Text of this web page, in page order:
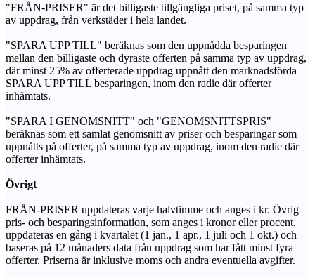
"FRÅN-PRISER" är det billigaste tillgängliga priset, på samma typ
av uppdrag, från verkstäder i hela landet.
"SPARA UPP TILL" beräknas som den uppnådda besparingen
mellan den billigaste och dyraste offerten på samma typ av uppdrag,
där minst 25% av offerterade uppdrag uppnått den marknadsförda
SPARA UPP TILL besparingen, inom den radie där offerter
inhämtats.
"SPARA I GENOMSNITT" och "GENOMSNITTSPRIS"
beräknas som ett samlat genomsnitt av priser och besparingar som
uppnåtts på offerter, på samma typ av uppdrag, inom den radie där
offerter inhämtats.
Övrigt
FRÅN-PRISER uppdateras varje halvtimme och anges i kr. Övrig
pris- och besparingsinformation, som anges i kronor eller procent,
uppdateras en gång i kvartalet (1 jan., 1 apr., 1 juli och 1 okt.) och
baseras på 12 månaders data från uppdrag som har fått minst fyra
offerter. Priserna är inklusive moms och andra eventuella avgifter.